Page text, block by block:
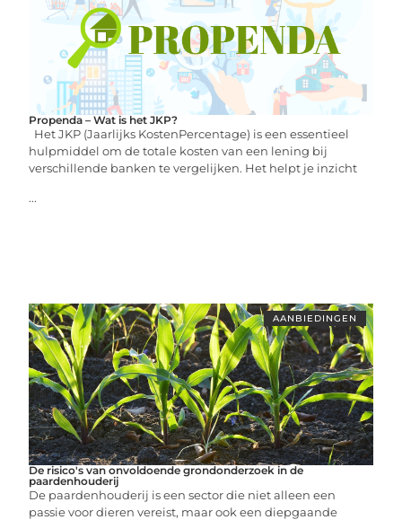
Propenda – Wat is het JKP?
Het JKP (Jaarlijks KostenPercentage) is een essentieel
hulpmiddel om de totale kosten van een lening bij
verschillende banken te vergelijken. Het helpt je inzicht
...
AANBIEDINGEN
De risico's van onvoldoende grondonderzoek in de
paardenhouderij
De paardenhouderij is een sector die niet alleen een
passie voor dieren vereist, maar ook een diepgaande